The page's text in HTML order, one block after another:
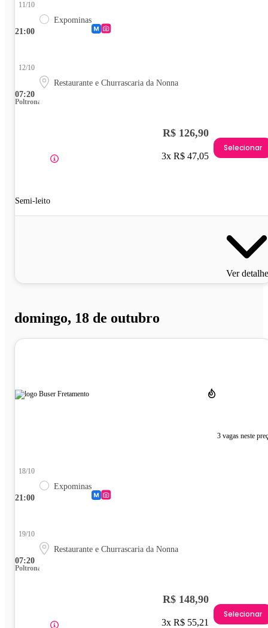
21:00
11/10
Expominas
07:20
12/10
Restaurante e Churrascaria da Nonna
Poltrona
Semi-leito
R$ 126,90
3x R$ 47,05
Selecionar
Ver
domingo, 18 de outubro
3 vagas neste
21:00
18/10
Expominas
07:20
19/10
Restaurante e Churrascaria da Nonna
Poltrona
R$ 148,90
3x R$ 55,21
Selecionar